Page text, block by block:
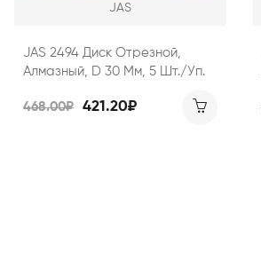
JAS
JAS 2494 Диск Отрезной,
Алмазный, D 30 Мм, 5 Шт./уп.
468.00₽ 421.20₽